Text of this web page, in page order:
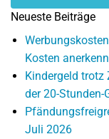
Neueste Beiträge
Kosten
Kindergeld trotz
der 20-Stunden-
Juli 2026